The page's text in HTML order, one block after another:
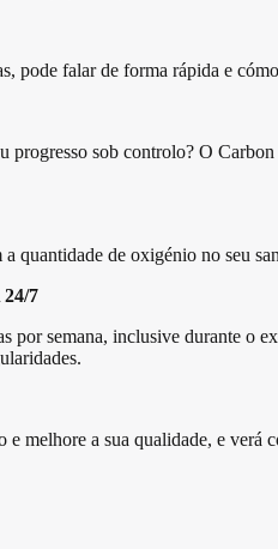
pode falar de forma rápida e
progresso sob controlo? O
quantidade de oxigénio no seu
7
por semana, inclusive durante o
melhore a sua qualidade, e verá